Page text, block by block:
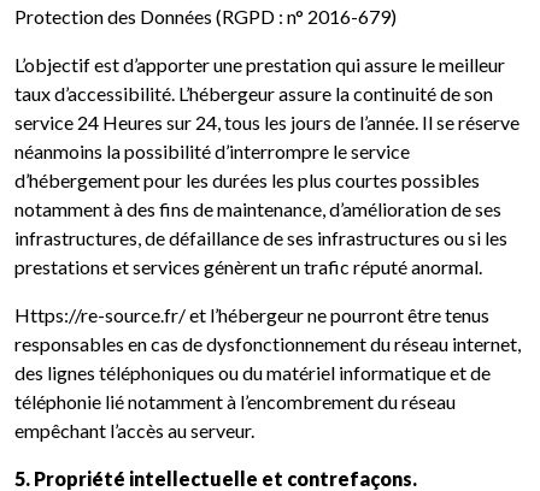
Protection des Données (RGPD : n° 2016-679)
L’objectif est d’apporter une prestation qui assure le meilleur
taux d’accessibilité. L’hébergeur assure la continuité de son
service 24 Heures sur 24, tous les jours de l’année. Il se réserve
néanmoins la possibilité d’interrompre le service
d’hébergement pour les durées les plus courtes possibles
notamment à des fins de maintenance, d’amélioration de ses
infrastructures, de défaillance de ses infrastructures ou si les
prestations et services génèrent un trafic réputé anormal.
Https://re-source.fr/ et l’hébergeur ne pourront être tenus
responsables en cas de dysfonctionnement du réseau internet,
des lignes téléphoniques ou du matériel informatique et de
téléphonie lié notamment à l’encombrement du réseau
empêchant l’accès au serveur.
5. Propriété intellectuelle et contrefaçons.